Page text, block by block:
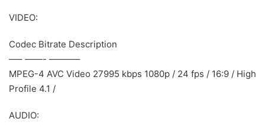
VIDEO:
Codec Bitrate Description
—– ——- ———–
MPEG-4 AVC Video 27995 kbps 1080p / 24 fps / 16:9 / High
Profile 4.1 /
AUDIO: